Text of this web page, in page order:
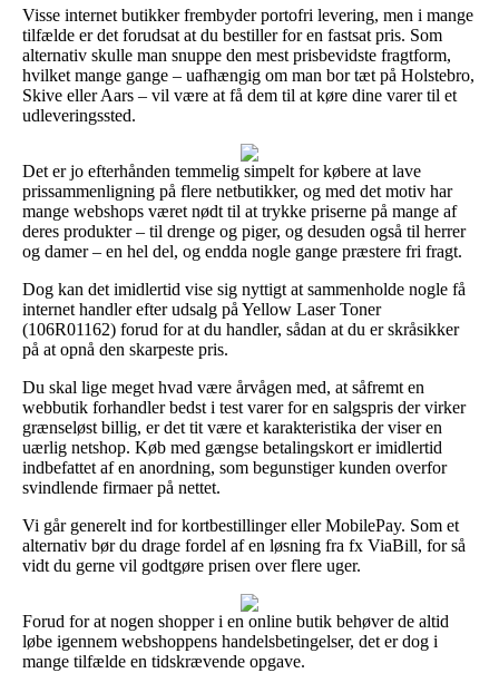
Visse internet butikker frembyder portofri levering, men i mange
tilfælde er det forudsat at du bestiller for en fastsat pris. Som
alternativ skulle man snuppe den mest prisbevidste fragtform,
hvilket mange gange – uafhængig om man bor tæt på Holstebro,
Skive eller Aars – vil være at få dem til at køre dine varer til et
udleveringssted.
Det er jo efterhånden temmelig simpelt for købere at lave
prissammenligning på flere netbutikker, og med det motiv har
mange webshops været nødt til at trykke priserne på mange af
deres produkter – til drenge og piger, og desuden også til herrer
og damer – en hel del, og endda nogle gange præstere fri fragt.
Dog kan det imidlertid vise sig nyttigt at sammenholde nogle få
internet handler efter udsalg på Yellow Laser Toner
(106R01162) forud for at du handler, sådan at du er skråsikker
på at opnå den skarpeste pris.
Du skal lige meget hvad være årvågen med, at såfremt en
webbutik forhandler bedst i test varer for en salgspris der virker
grænseløst billig, er det tit være et karakteristika der viser en
uærlig netshop. Køb med gængse betalingskort er imidlertid
indbefattet af en anordning, som begunstiger kunden overfor
svindlende firmaer på nettet.
Vi går generelt ind for kortbestillinger eller MobilePay. Som et
alternativ bør du drage fordel af en løsning fra fx ViaBill, for så
vidt du gerne vil godtgøre prisen over flere uger.
Forud for at nogen shopper i en online butik behøver de altid
løbe igennem webshoppens handelsbetingelser, det er dog i
mange tilfælde en tidskrævende opgave.